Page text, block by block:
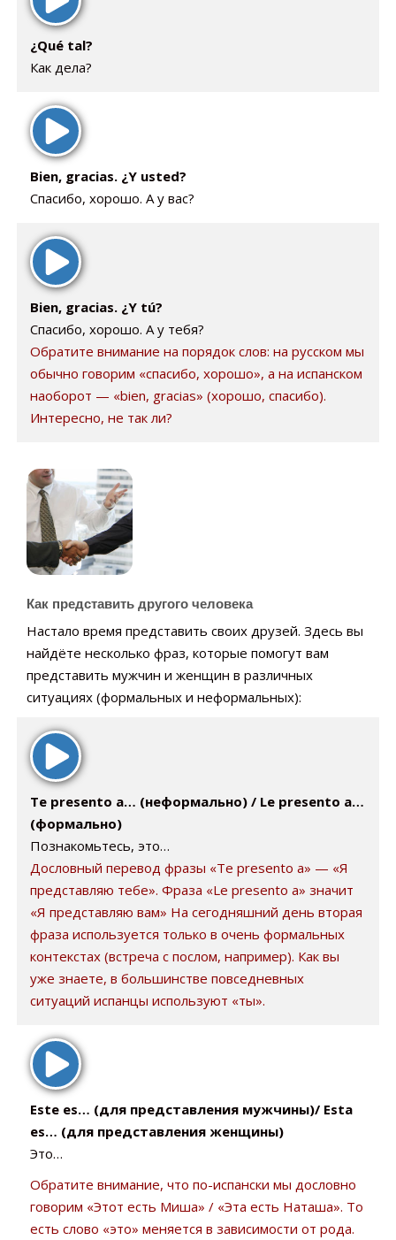
¿Qué tal?
Как дела?
Bien, gracias. ¿Y usted?
Спасибо, хорошо. А у вас?
Bien, gracias. ¿Y tú?
Спасибо, хорошо. А у тебя?
Обратите внимание на порядок слов: на русском мы
обычно говорим «спасибо, хорошо», а на испанском
наоборот — «bien, gracias» (хорошо, спасибо).
Интересно, не так ли?
Как представить другого человека
Настало время представить своих друзей. Здесь вы
найдёте несколько фраз, которые помогут вам
представить мужчин и женщин в различных
ситуациях (формальных и неформальных):
Te presento a… (неформально) / Le presento a…
(формально)
Познакомьтесь, это…
Дословный перевод фразы «Te presento a» — «Я
представляю тебе». Фраза «Le presento a» значит
«Я представляю вам» На сегодняшний день вторая
фраза используется только в очень формальных
контекстах (встреча с послом, например). Как вы
уже знаете, в большинстве повседневных
ситуаций испанцы используют «ты».
Este es… (для представления мужчины)/ Esta
es… (для представления женщины)
Это…
Обратите внимание, что по-испански мы дословно
говорим «Этот есть Миша» / «Эта есть Наташа». То
есть слово «это» меняется в зависимости от рода.